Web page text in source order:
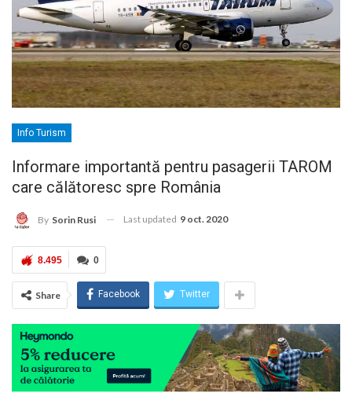
Info Turism
Informare importantă pentru pasagerii TAROM
care călătoresc spre România
By Sorin Rusi Last updated 9 oct. 2020
0
8.495
Share Facebook Twitter